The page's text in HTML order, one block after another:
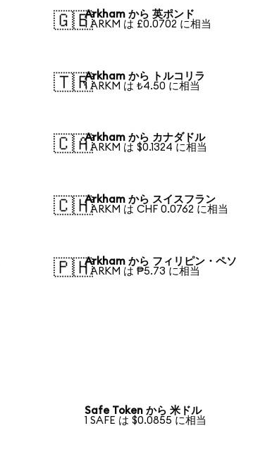
🇬🇧Arkham から 英ポンド
1 ARKM は £0.0702 に相当
🇹🇷Arkham から トルコリラ
1 ARKM は ₺4.50 に相当
🇨🇦Arkham から カナダドル
1 ARKM は $0.1324 に相当
🇨🇭Arkham から スイスフラン
1 ARKM は CHF 0.0762 に相当
🇵🇭Arkham から フィリピン・ペソ
1 ARKM は ₱5.73 に相当
Safe Token から 米ドル
1 SAFE は $0.0855 に相当